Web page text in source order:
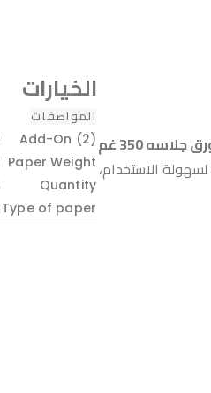
ورق جلاسه 350 غم
لسهولة الاستخدام،
الخيارات
المواصفات
Add-On (2)
Paper Weight
Quantity
Type of paper